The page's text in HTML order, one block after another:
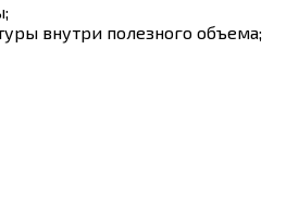
внутри полезного объема;